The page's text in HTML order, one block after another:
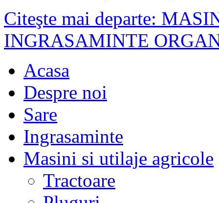
Citeşte mai departe:
INGRASAMINTE
Acasa
Despre noi
Sare
Ingrasaminte
Masini si utilaje agricole
Tractoare